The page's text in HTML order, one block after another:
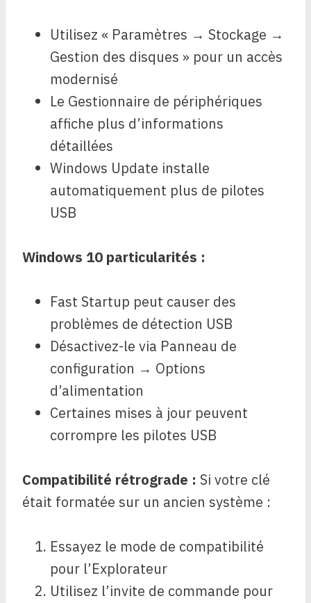
Utilisez « Paramètres → Stockage →
Gestion des disques » pour un accès
modernisé
Le Gestionnaire de périphériques
affiche plus d’informations
détaillées
Windows Update installe
automatiquement plus de pilotes
USB
Windows 10 particularités :
Fast Startup peut causer des
problèmes de détection USB
Désactivez-le via Panneau de
configuration → Options
d’alimentation
Certaines mises à jour peuvent
corrompre les pilotes USB
Compatibilité rétrograde : Si votre clé
était formatée sur un ancien système :
Essayez le mode de compatibilité
pour l’Explorateur
Utilisez l’invite de commande pour